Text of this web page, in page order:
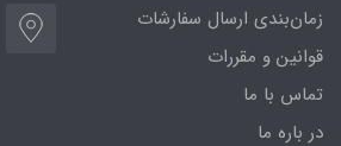
زمان‌بندی ارسال سفارشات
قوانین و مقررات
تماس با ما
در باره ما